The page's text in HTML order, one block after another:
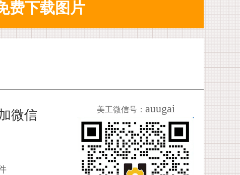
微信 美工微信号： auugai